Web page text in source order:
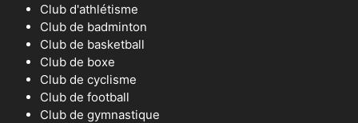
Club d'athlétisme
Club de badminton
Club de basketball
Club de boxe
Club de cyclisme
Club de football
Club de gymnastique